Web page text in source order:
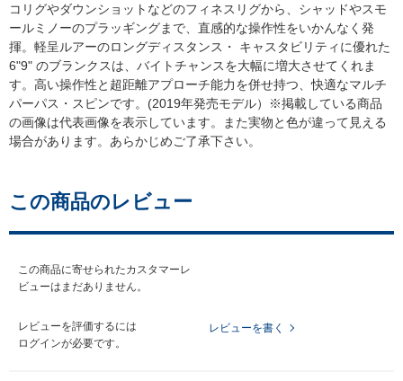
コリグやダウンショットなどのフィネスリグから、シャッドやスモ
ールミノーのプラッギングまで、直感的な操作性をいかんなく発
揮。軽呈ルアーのロングディスタンス・ キャスタビリティに優れた
6"9" のブランクスは、バイトチャンスを大幅に増大させてくれま
す。高い操作性と超距離アプローチ能力を併せ持つ、快適なマルチ
パーパス・スピンです。(2019年発売モデル）※掲載している商品
の画像は代表画像を表示しています。また実物と色が違って見える
場合があります。あらかじめご了承下さい。
この商品のレビュー
この商品に寄せられたカスタマーレ
ビューはまだありません。
レビューを評価するには
ログインが必要です。
レビューを書く